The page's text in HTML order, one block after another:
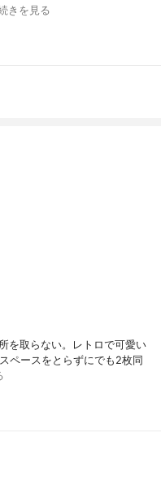
きを見る
を取らない。レトロで可愛い
ペースをとらずにでも2枚同